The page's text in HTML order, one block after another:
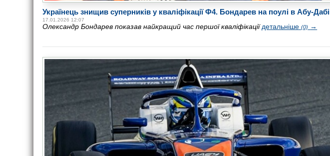
Українець знищив суперників у кваліфікації Ф4. Бондарев на поулі в Абу-Дабі
17.01.2026 12:07
Олександр Бондарев показав найкращий час першої кваліфікації детальніше(0) →